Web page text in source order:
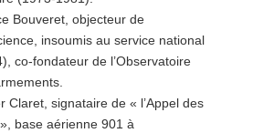
Bouveret, objecteur de
insoumis au service national
co-fondateur de l’Observatoire
Claret, signataire de « l’Appel des
base aérienne 901 à